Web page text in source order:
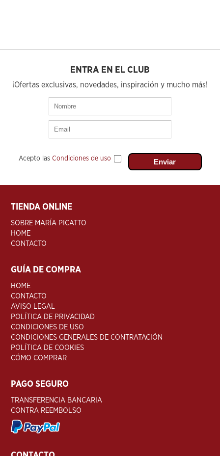
ENTRA EN EL CLUB
¡Ofertas exclusivas, novedades, inspiración y mucho más!
Acepto las Condiciones de uso
TIENDA ONLINE
SOBRE MARÍA PICATTO
HOME
CONTACTO
GUÍA DE COMPRA
HOME
CONTACTO
AVISO LEGAL
POLÍTICA DE PRIVACIDAD
CONDICIONES DE USO
CONDICIONES GENERALES DE CONTRATACIÓN
POLÍTICA DE COOKIES
CÓMO COMPRAR
PAGO SEGURO
TRANSFERENCIA BANCARIA
CONTRA REEMBOLSO